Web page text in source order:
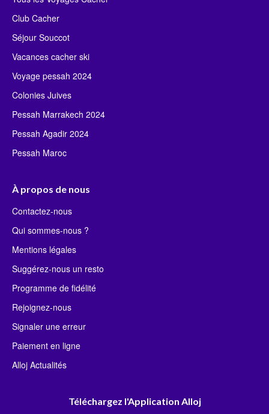
Club Cacher
Séjour Souccot
Vacances cacher ski
Voyage pessah 2024
Colonies Juives
Pessah Marrakech 2024
Pessah Agadir 2024
Pessah Maroc
À propos de nous
Contactez-nous
Qui sommes-nous ?
Mentions légales
Suggérez-nous un resto
Programme de fidélité
Rejoignez-nous
Signaler une erreur
Paiement en ligne
Alloj Actualités
Téléchargez l'Application Alloj